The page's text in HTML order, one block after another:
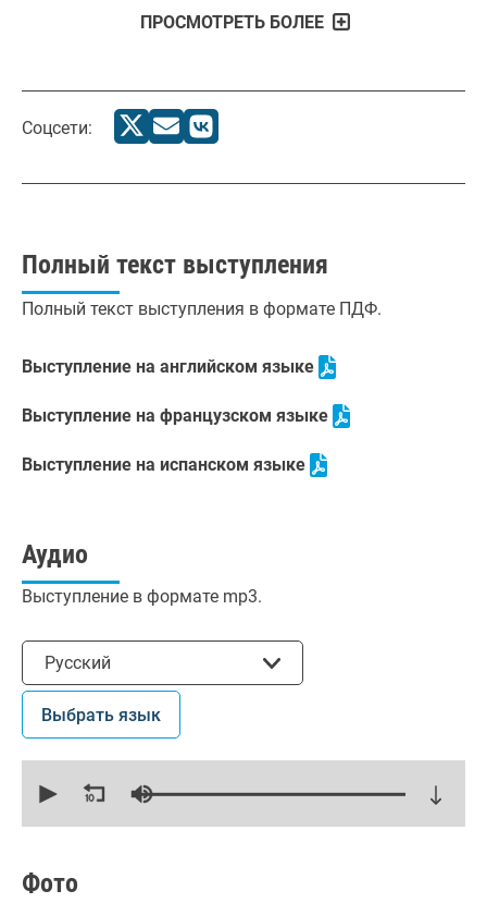
ПРОСМОТРЕТЬ БОЛЕЕ
Соцсети:
Полный текст выступления
Полный текст выступления в формате ПДФ.
Выступление на английском языке
Выступление на французском языке
Выступление на испанском языке
Аудио
Выступление в формате mp3.
Русский
Выбрать язык
seconds
seconds
Фото